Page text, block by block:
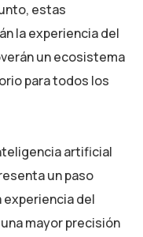
estas
la experiencia del
un ecosistema
para todos los
artificial
un paso
experiencia del
mayor precisión